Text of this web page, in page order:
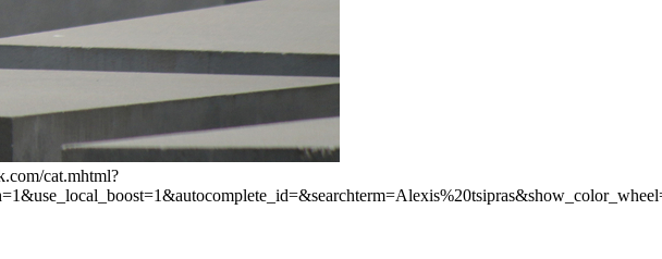
cat.mhtml?